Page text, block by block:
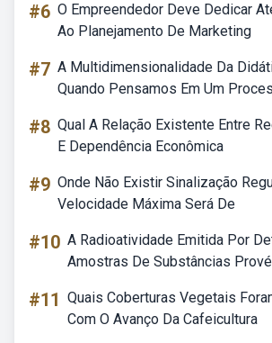
#6 O Empreendedor Deve Dedicar
Ao Planejamento De Marketing
#7 A Multidimensionalidade Da
Quando Pensamos Em Um
#8 Qual A Relação Existente Entre
E Dependência Econômica
#9 Onde Não Existir Sinalização
Velocidade Máxima Será De
#10 A Radioatividade Emitida Por
Amostras De Substâncias
#11 Quais Coberturas Vegetais
Com O Avanço Da Cafeicultura